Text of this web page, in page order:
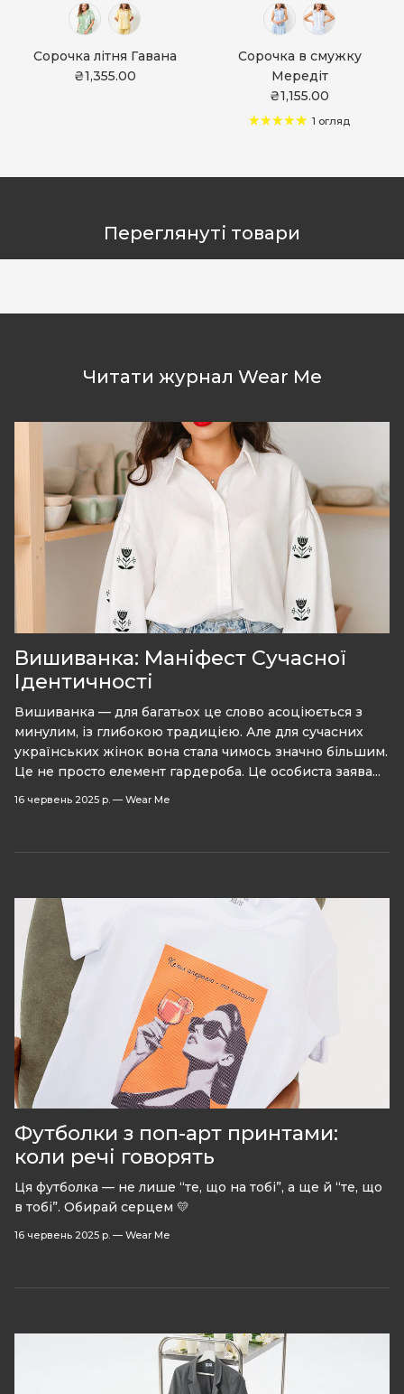
Сорочка літня Гавана
₴1,355.00
Сорочка в смужку
Мередіт
₴1,155.00
1 огляд
Переглянуті товари
Читати журнал Wear Me
Вишиванка: Маніфест Сучасної
Ідентичності
Вишиванка — для багатьох це слово асоціюється з
минулим, із глибокою традицією. Але для сучасних
українських жінок вона стала чимось значно більшим.
Це не просто елемент гардероба. Це особиста заява...
16 червень 2025 р. — Wear Me
Футболки з поп-арт принтами:
коли речі говорять
Ця футболка — не лише “те, що на тобі”, а ще й “те, що
в тобі”. Обирай серцем 💛
16 червень 2025 р. — Wear Me